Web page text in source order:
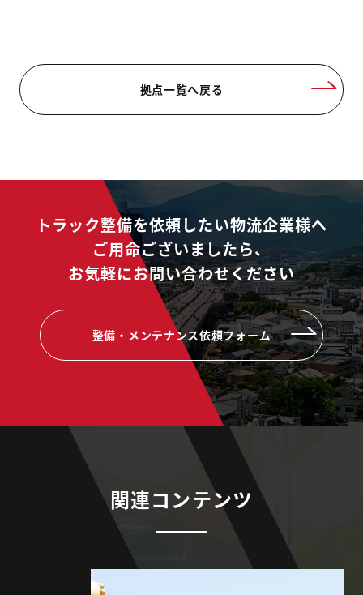
拠点一覧へ戻る
トラック整備を依頼したい物流企業様へ
ご用命ございましたら、
お気軽にお問い合わせください
整備・メンテナンス依頼フォーム
関連コンテンツ